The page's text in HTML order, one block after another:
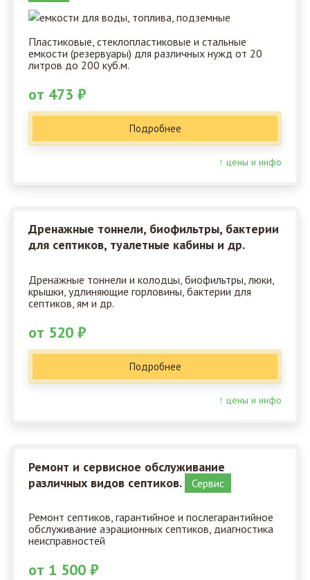
Пластиковые, стеклопластиковые и стальные
емкости (резервуары) для различных нужд от 20
литров до 200 куб.м.
от 473 ₽
Подробнее
↑ цены и инфо
Дренажные тоннели, биофильтры, бактерии
для септиков, туалетные кабины и др.
Дренажные тоннели и колодцы, биофильтры, люки,
крышки, удлиняющие горловины, бактерии для
септиков, ям и др.
от 520 ₽
Подробнее
↑ цены и инфо
Ремонт и сервисное обслуживание
различных видов септиков.
Сервис
Ремонт септиков, гарантийное и послегарантийное
обслуживание аэрационных септиков, диагностика
неисправностей
от 1 500 ₽